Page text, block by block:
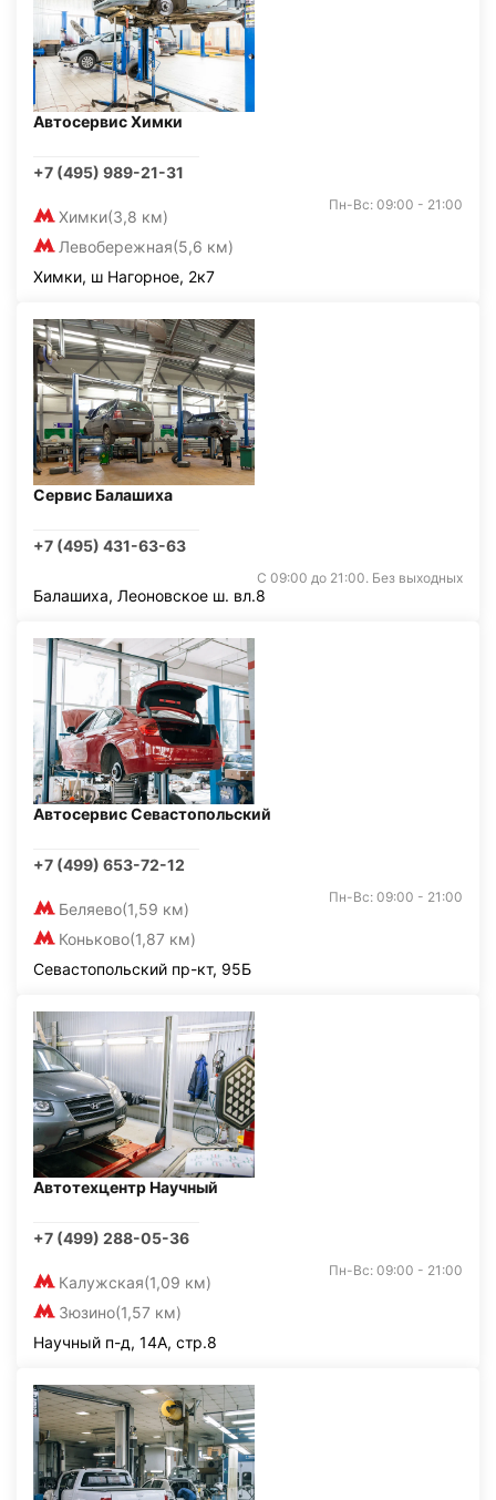
Автосервис Химки
+7 (495) 989-21-31
Химки(3,8 км)
Левобережная(5,6 км)
Пн-Вс: 09:00 - 21:00
Химки, ш Нагорное, 2к7
Сервис Балашиха
+7 (495) 431-63-63
С 09:00 до 21:00. Без выходных
Балашиха, Леоновское ш. вл.8
Автосервис Севастопольский
+7 (499) 653-72-12
Беляево(1,59 км)
Коньково(1,87 км)
Пн-Вс: 09:00 - 21:00
Севастопольский пр-кт, 95Б
Автотехцентр Научный
+7 (499) 288-05-36
Калужская(1,09 км)
Зюзино(1,57 км)
Пн-Вс: 09:00 - 21:00
Научный п-д, 14А, стр.8